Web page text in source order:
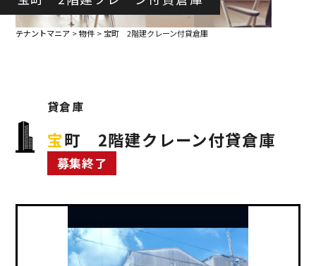
テナントマニア >物件 > 宝町 2階建クレーン付貸倉庫
貸倉庫
宝町 2階建クレーン付貸倉庫
募集終了